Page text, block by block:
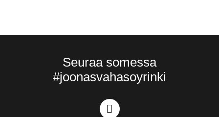
Seuraa somessa
#joonasvahasoyrinki